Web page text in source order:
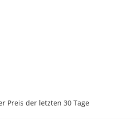
Preis der letzten 30 Tage